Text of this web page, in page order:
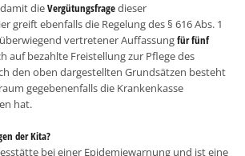
dieVergütungsfragedieser
greift ebenfalls die Regelung des § 616 Abs. 1
überwiegend vertretener Auffassungfür fünf
auf bezahlte Freistellung zur Pflege des
den oben dargestellten Grundsätzen besteht
gegebenenfalls die Krankenkasse
hat.
der Kita?
bei einer Epidemiewarnung und ist eine